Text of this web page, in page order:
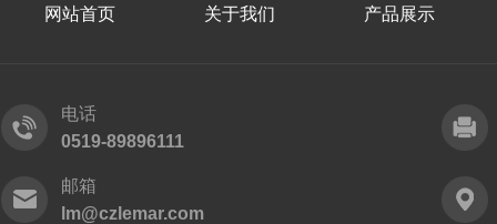
网站首页 关于我们 产品展示
电话
0519-89896111
邮箱
lm@czlemar.com